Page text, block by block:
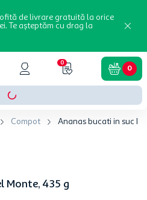
de livrare gratuită la orice
Te așteptăm cu drag la
0
0
Compot Ananas bucati in suc
Monte, 435 g